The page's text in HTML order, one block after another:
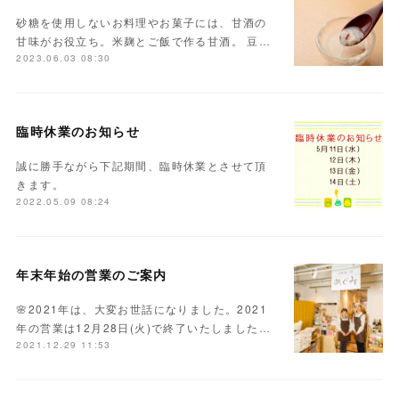
砂糖を使用しないお料理やお菓子には、甘酒の
甘味がお役立ち。米麹とご飯で作る甘酒。 豆…
2023.06.03 08:30
臨時休業のお知らせ
誠に勝手ながら下記期間、臨時休業とさせて頂
きます。
2022.05.09 08:24
年末年始の営業のご案内
🌸2021年は、大変お世話になりました。2021
年の営業は12月28日(火)で終了いたしました…
2021.12.29 11:53